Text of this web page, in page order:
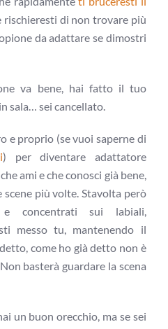
rischieresti di non trovare più
da adattare se dimostri
va bene, hai fatto il tuo
sala… sei cancellato.
e proprio (se vuoi saperne di
) per diventare adattatore
ami e che conosci già bene,
più volte. Stavolta però
concentrati sui labiali,
messo tu, mantenendo il
come ho già detto non è
basterà guardare la scena
un buon orecchio, ma se sei